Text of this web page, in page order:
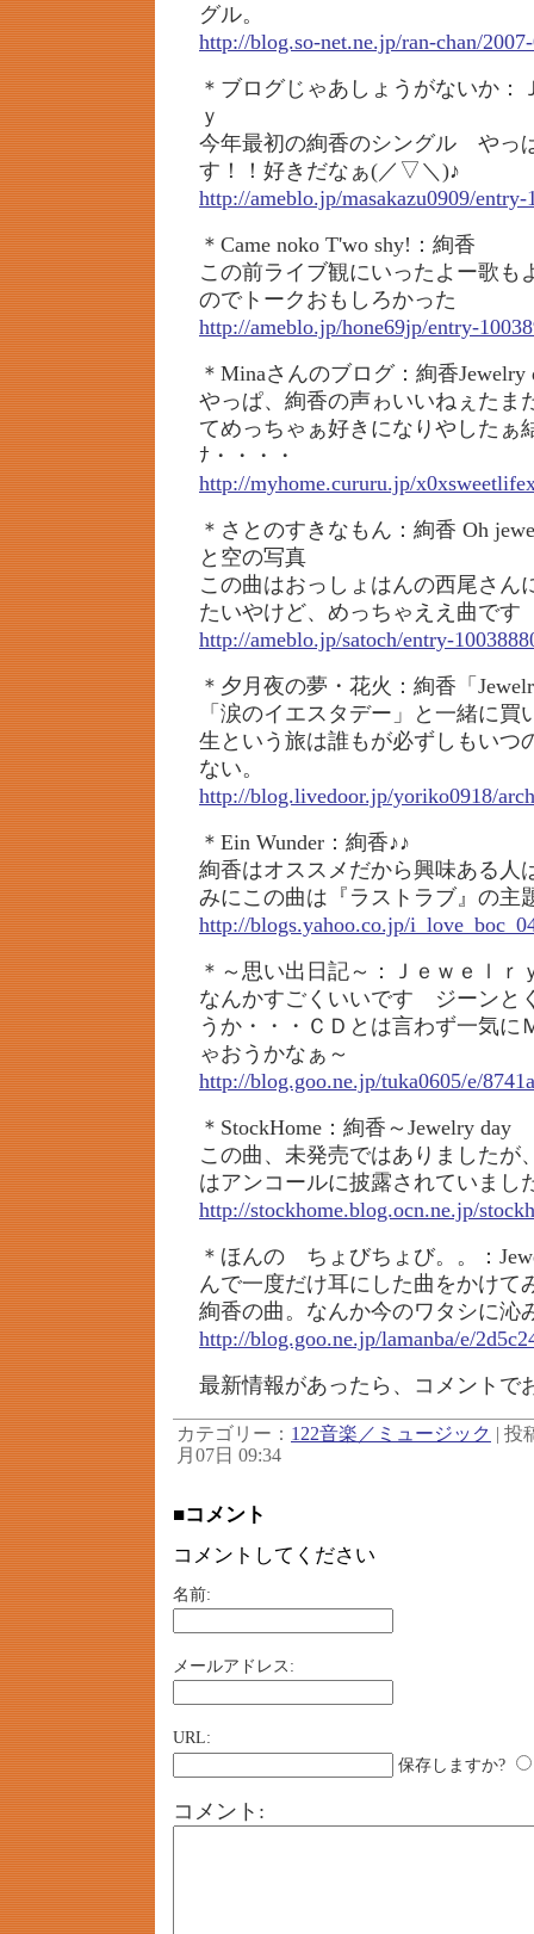
グル。
http://blog.so-net.ne.jp/ran-chan/
＊ブログじゃあしょうがないか：
ｙ
今年最初の絢香のシングル やっ
す！！好きだなぁ(／▽＼)♪
http://ameblo.jp/masakazu0909/
＊Came noko T'wo shy!：絢香
この前ライブ観にいったよー歌も
のでトークおもしろかった
http://ameblo.jp/hone69jp/entry-
＊Minaさんのブログ：絢香Jewelry
やっぱ、絢香の声ゎいいねぇたま
てめっちゃぁ好きになりやしたぁ
ﾅ・・・・
http://myhome.cururu.jp/
＊さとのすきなもん：絢香 Oh
と空の写真
この曲はおっしょはんの西尾さん
たいやけど、めっちゃええ曲です
http://ameblo.jp/satoch/entry-
＊夕月夜の夢・花火：絢香「
「涙のイエスタデー」と一緒に買
生という旅は誰もが必ずしもいつ
ない。
http://blog.livedoor.jp/yoriko0918/
＊Ein Wunder：絢香♪♪
絢香はオススメだから興味ある人
みにこの曲は『ラストラブ』の主
http://blogs.yahoo.co.jp/
＊～思い出日記～：Ｊｅｗｅｌ
なんかすごくいいです ジーンと
うか・・・ＣＤとは言わず一気に
ゃおうかなぁ～
http://blog.goo.ne.jp/tuka0605/e/
＊StockHome：絢香～Jewelry day
この曲、未発売ではありましたが
はアンコールに披露されていまし
http://stockhome.blog.ocn.ne.jp/
＊ほんの ちょびちょび。。：
んで一度だけ耳にした曲をかけて
絢香の曲。なんか今のワタシに沁
http://blog.goo.ne.jp/lamanba/e/
最新情報があったら、コメントで
カテゴリー： 122音楽／ミュージック | 投
月07日 09:34
■コメント
コメントしてください
名前:
メールアドレス:
URL:
保存しますか?
コメント: